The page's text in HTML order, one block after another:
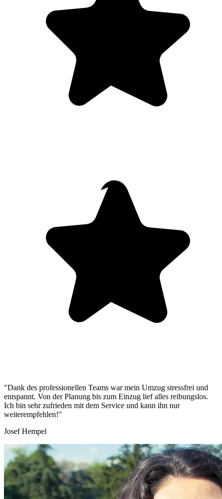
"Dank des professionellen Teams war mein Umzug stressfrei und
entspannt. Von der Planung bis zum Einzug lief alles reibungslos.
Ich bin sehr zufrieden mit dem Service und kann ihn nur
weiterempfehlen!"
Josef Hempel